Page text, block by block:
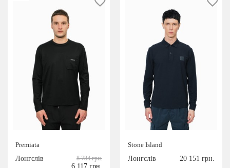
Premiata
Лонгслів
8 784 грн.
6 117 грн.
Stone Island
Лонгслів
20 151 грн.